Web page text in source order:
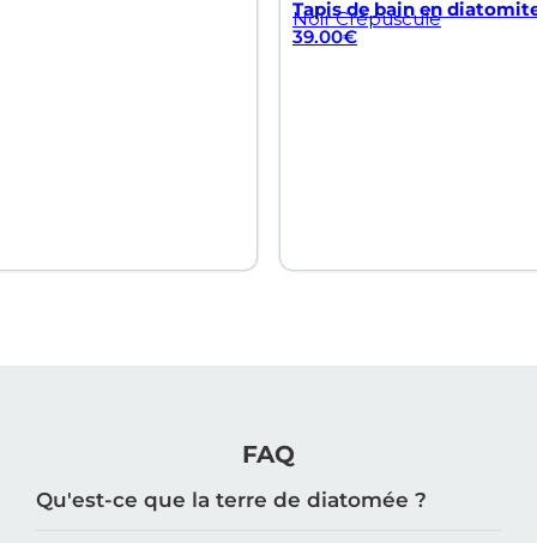
Tapis de bain en
Noir Crépuscule
39.00€
FAQ
Qu'est-ce que la terre de diatomée ?